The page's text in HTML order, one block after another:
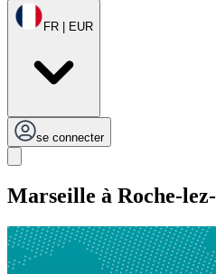
FR | EUR
se connecter
Marseille à Roche-